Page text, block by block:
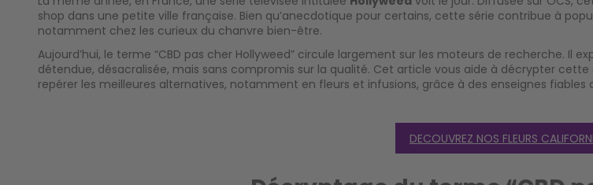
shop dans une petite ville française. Bien qu’anecdotique pour certains, cette série contribue à
notamment chez les curieux du chanvre bien-être.
Aujourd’hui, le terme “CBD pas cher Hollyweed” circule largement sur les moteurs de recherche. Il
détendue, désacralisée, mais sans compromis sur la qualité. Cet article vous aide à décrypter
repérer les meilleures alternatives, notamment en fleurs et infusions, grâce à des enseignes fiables
DECOUVREZ NOS FLEURS